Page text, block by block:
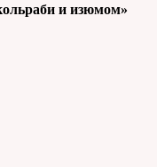
и изюмом»